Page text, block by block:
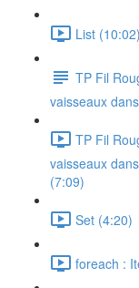
List (10:02)
TP Fil
vaisseaux
TP Fil
vaisseaux
(7:09)
Set (4:20)
foreach :